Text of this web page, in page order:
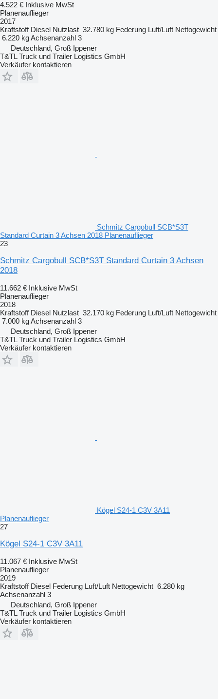
4.522 € Inklusive MwSt
Planenauflieger
2017
Kraftstoff Diesel Nutzlast 32.780 kg Federung Luft/Luft Nettogewicht
6.220 kgAchsenanzahl 3
Deutschland, Groß Ippener
T&TL Truck und Trailer Logistics GmbH
Verkäufer kontaktieren
Schmitz Cargobull SCB*S3T
Standard Curtain 3 Achsen 2018 Planenauflieger
23
Schmitz Cargobull SCB*S3T Standard Curtain 3 Achsen
2018
11.662 € Inklusive MwSt
Planenauflieger
2018
Kraftstoff Diesel Nutzlast 32.170 kg Federung Luft/Luft Nettogewicht
7.000 kgAchsenanzahl 3
Deutschland, Groß Ippener
T&TL Truck und Trailer Logistics GmbH
Verkäufer kontaktieren
Kögel S24-1 C3V 3A11
Planenauflieger
27
Kögel S24-1 C3V 3A11
11.067 € Inklusive MwSt
Planenauflieger
2019
Kraftstoff Diesel Federung Luft/Luft Nettogewicht 6.280 kg
Achsenanzahl 3
Deutschland, Groß Ippener
T&TL Truck und Trailer Logistics GmbH
Verkäufer kontaktieren